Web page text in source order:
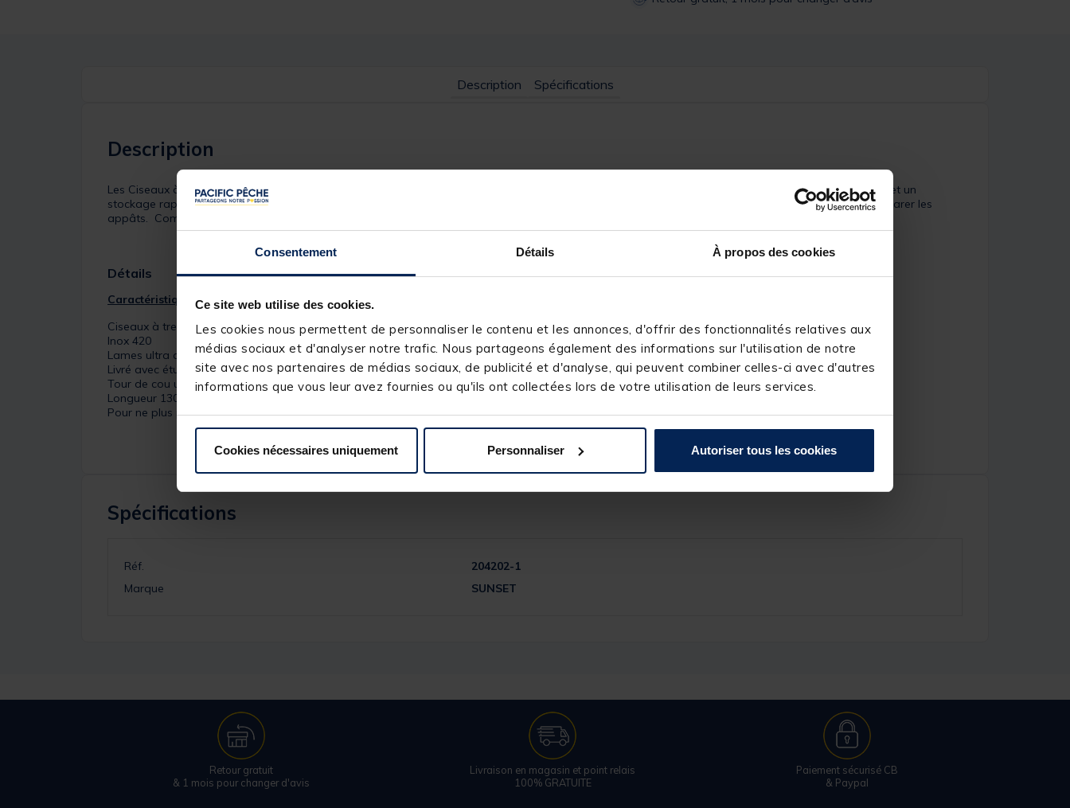
Consentement Détails À propos des cookies
Ce site web utilise des cookies.
Les cookies nous permettent de personnaliser le contenu et les annonces, d'offrir des fonctionnalités relatives aux
médias sociaux et d'analyser notre trafic. Nous partageons également des informations sur l'utilisation de notre
site avec nos partenaires de médias sociaux, de publicité et d'analyse, qui peuvent combiner celles-ci avec d'autres
informations que vous leur avez fournies ou qu'ils ont collectées lors de votre utilisation de leurs services.
Cookies nécessaires uniquement Personnaliser Autoriser tous les cookies
Description Spécifications
Description
Les Ciseaux à tresse 13cm + Cordon Sunset se clipsent dans un étui rigide et sont livrés avec un tour de cou ultra pratique qui permet un rangement et un
stockage rapide et efficace ! Enfin des ciseaux toujours à proximité et qui offrent la possibilité de peaufiner les montages au bord de l’eau ou de préparer les
appâts. Composé d'inox 420, ils possèdent des lames ultra affutées.
Détails
Caractéristiques :
Ciseaux à tresse
Inox 420
Lames ultra affutées
Livré avec étui clipsable
Tour de cou ultra pratique
Longueur 130mm
Pour ne plus perdre vos ciseaux !
Spécifications
Réf.
204202-1
Marque
SUNSET
Retour gratuit
& 1 mois pour changer d'avis
Livraison en magasin et point relais
100% GRATUITE
Paiement sécurisé CB
& Paypal